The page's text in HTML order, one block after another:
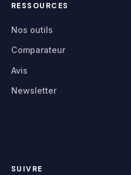
RESSOURCES
Nos outils
Comparateur
Avis
Newsletter
SUIVRE